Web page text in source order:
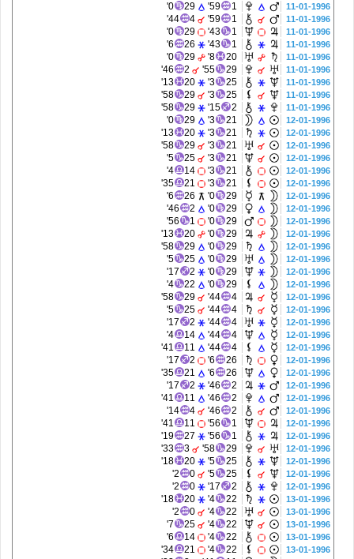
11-01-1996
1
59'
29
0'
11-01-1996
1
59'
4
44'
11-01-1996
1
43'
29
0'
11-01-1996
1
43'
26
6'
11-01-1996
20
8'
29
0'
11-01-1996
29
55'
2
46'
11-01-1996
25
3'
20
13'
11-01-1996
25
3'
29
58'
11-01-1996
2
15'
29
58'
12-01-1996
21
3'
29
0'
12-01-1996
21
3'
20
13'
12-01-1996
21
3'
29
58'
12-01-1996
21
3'
25
5'
12-01-1996
21
3'
14
4'
12-01-1996
21
3'
21
35'
12-01-1996
29
0'
26
6'
12-01-1996
29
0'
2
46'
12-01-1996
29
0'
1
56'
12-01-1996
29
0'
20
13'
12-01-1996
29
0'
29
58'
12-01-1996
29
0'
25
5'
12-01-1996
29
0'
2
17'
12-01-1996
29
0'
22
4'
12-01-1996
4
44'
29
58'
12-01-1996
4
44'
25
5'
12-01-1996
4
44'
2
17'
12-01-1996
4
44'
14
4'
12-01-1996
4
44'
11
41'
12-01-1996
26
6'
2
17'
12-01-1996
26
6'
21
35'
12-01-1996
2
46'
2
17'
12-01-1996
2
46'
11
41'
12-01-1996
2
46'
4
14'
12-01-1996
1
56'
11
41'
12-01-1996
1
56'
27
19'
12-01-1996
29
58'
3
33'
12-01-1996
25
5'
20
18'
12-01-1996
25
5'
0
2'
12-01-1996
2
17'
0
2'
13-01-1996
22
4'
20
18'
13-01-1996
22
4'
0
2'
13-01-1996
22
4'
25
7'
13-01-1996
22
4'
14
6'
13-01-1996
22
4'
21
34'